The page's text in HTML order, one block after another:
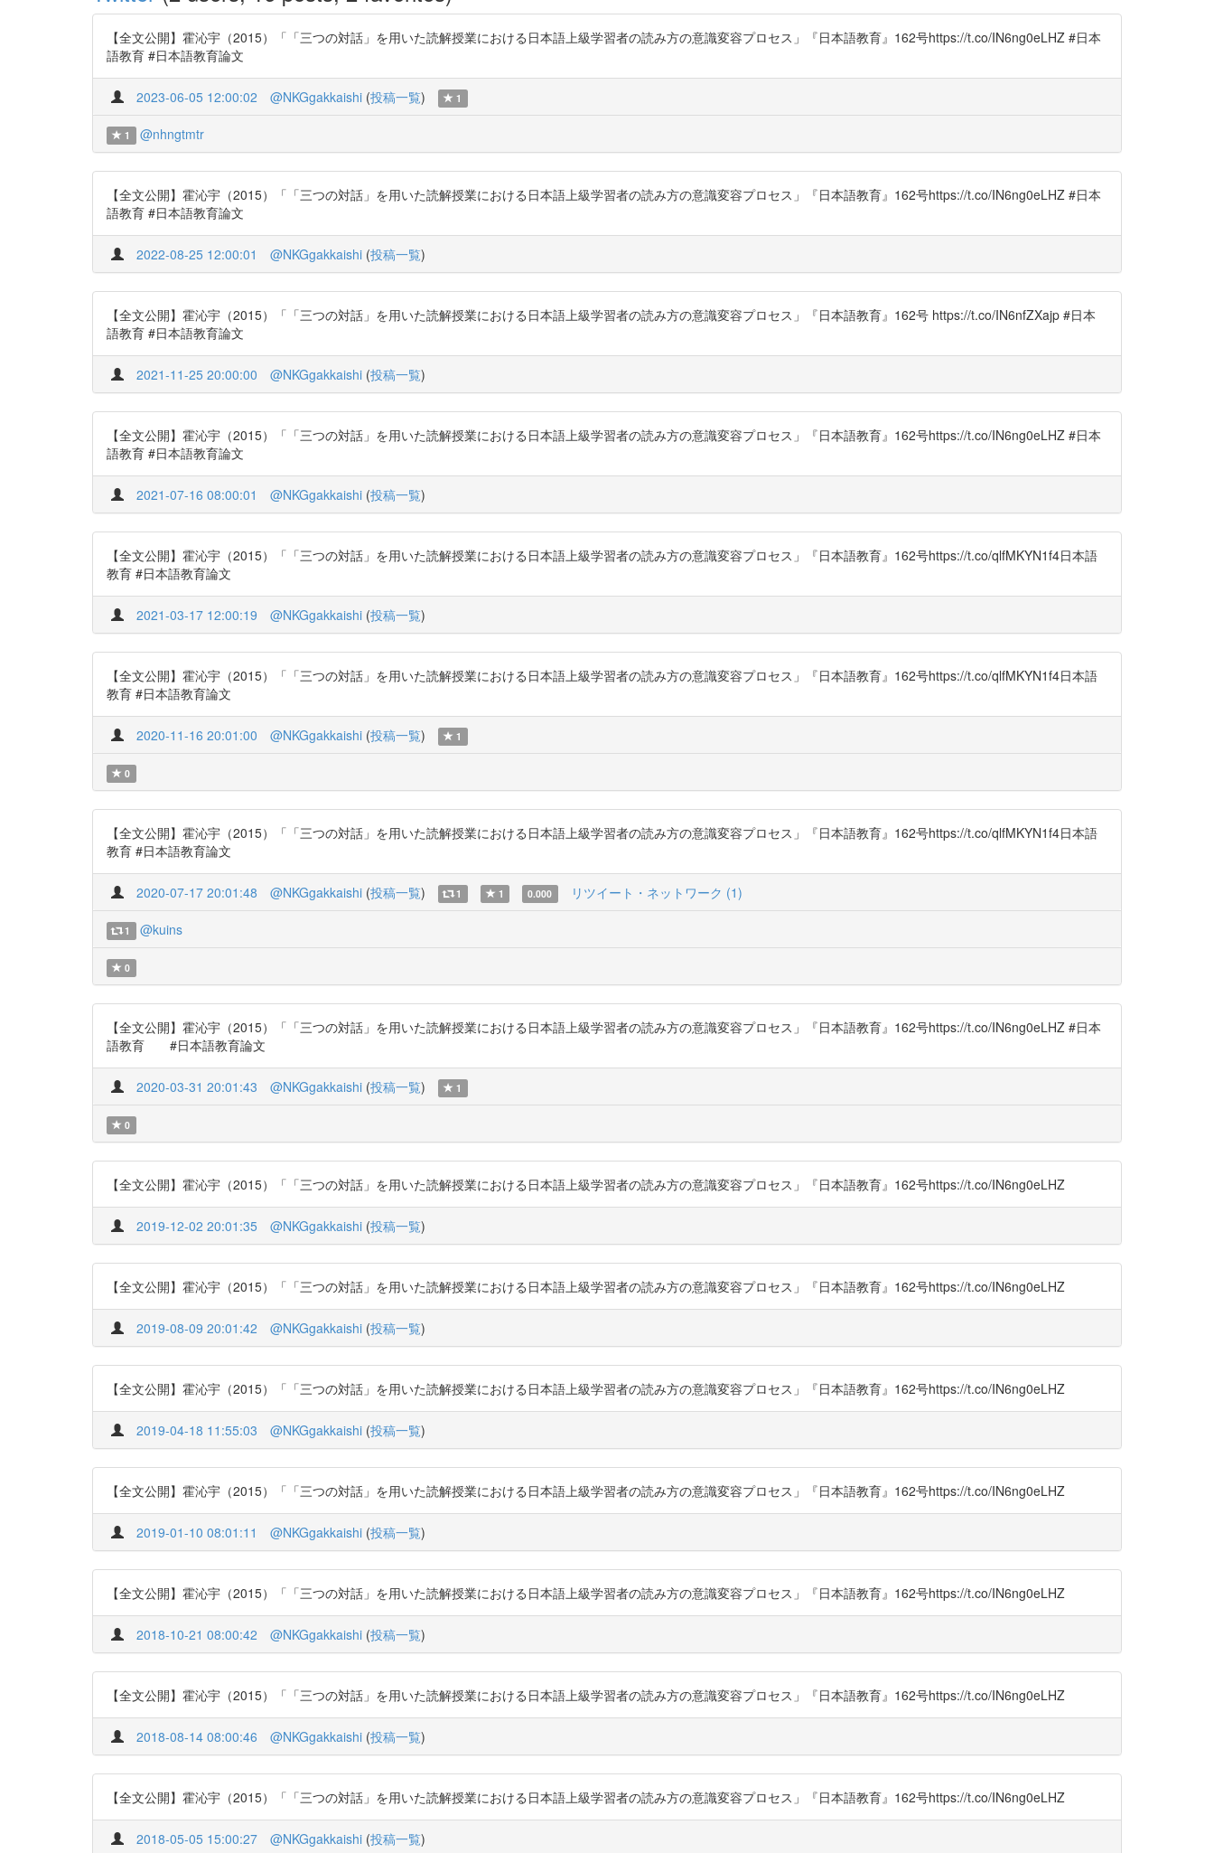
【全文公開】霍沁宇（2015）「「三つの対話」を用いた読解授業における日本語上級学習者の読み方の意識変容プロセス」『日本語教育』162号https://t.co/IN6ng0eLHZ #日本
語教育 #日本語教育論文
2023-06-05 12:00:02 @NKGgakkaishi (投稿一覧) 1
1 @nhngtmtr
【全文公開】霍沁宇（2015）「「三つの対話」を用いた読解授業における日本語上級学習者の読み方の意識変容プロセス」『日本語教育』162号https://t.co/IN6ng0eLHZ #日本
語教育 #日本語教育論文
2022-08-25 12:00:01 @NKGgakkaishi (投稿一覧)
【全文公開】霍沁宇（2015）「「三つの対話」を用いた読解授業における日本語上級学習者の読み方の意識変容プロセス」『日本語教育』162号 https://t.co/IN6nfZXajp #日本
語教育 #日本語教育論文
2021-11-25 20:00:00 @NKGgakkaishi (投稿一覧)
【全文公開】霍沁宇（2015）「「三つの対話」を用いた読解授業における日本語上級学習者の読み方の意識変容プロセス」『日本語教育』162号https://t.co/IN6ng0eLHZ #日本
語教育 #日本語教育論文
2021-07-16 08:00:01 @NKGgakkaishi (投稿一覧)
【全文公開】霍沁宇（2015）「「三つの対話」を用いた読解授業における日本語上級学習者の読み方の意識変容プロセス」『日本語教育』162号https://t.co/qlfMKYN1f4日本語
教育 #日本語教育論文
2021-03-17 12:00:19 @NKGgakkaishi (投稿一覧)
【全文公開】霍沁宇（2015）「「三つの対話」を用いた読解授業における日本語上級学習者の読み方の意識変容プロセス」『日本語教育』162号https://t.co/qlfMKYN1f4日本語
教育 #日本語教育論文
2020-11-16 20:01:00 @NKGgakkaishi (投稿一覧) 1
0
【全文公開】霍沁宇（2015）「「三つの対話」を用いた読解授業における日本語上級学習者の読み方の意識変容プロセス」『日本語教育』162号https://t.co/qlfMKYN1f4日本語
教育 #日本語教育論文
2020-07-17 20:01:48 @NKGgakkaishi (投稿一覧) 1 1 0.000 リツイート・ネットワーク (1)
1 @kuins
0
【全文公開】霍沁宇（2015）「「三つの対話」を用いた読解授業における日本語上級学習者の読み方の意識変容プロセス」『日本語教育』162号https://t.co/IN6ng0eLHZ #日本
語教育 #日本語教育論文
2020-03-31 20:01:43 @NKGgakkaishi (投稿一覧) 1
0
【全文公開】霍沁宇（2015）「「三つの対話」を用いた読解授業における日本語上級学習者の読み方の意識変容プロセス」『日本語教育』162号https://t.co/IN6ng0eLHZ
2019-12-02 20:01:35 @NKGgakkaishi (投稿一覧)
【全文公開】霍沁宇（2015）「「三つの対話」を用いた読解授業における日本語上級学習者の読み方の意識変容プロセス」『日本語教育』162号https://t.co/IN6ng0eLHZ
2019-08-09 20:01:42 @NKGgakkaishi (投稿一覧)
【全文公開】霍沁宇（2015）「「三つの対話」を用いた読解授業における日本語上級学習者の読み方の意識変容プロセス」『日本語教育』162号https://t.co/IN6ng0eLHZ
2019-04-18 11:55:03 @NKGgakkaishi (投稿一覧)
【全文公開】霍沁宇（2015）「「三つの対話」を用いた読解授業における日本語上級学習者の読み方の意識変容プロセス」『日本語教育』162号https://t.co/IN6ng0eLHZ
2019-01-10 08:01:11 @NKGgakkaishi (投稿一覧)
【全文公開】霍沁宇（2015）「「三つの対話」を用いた読解授業における日本語上級学習者の読み方の意識変容プロセス」『日本語教育』162号https://t.co/IN6ng0eLHZ
2018-10-21 08:00:42 @NKGgakkaishi (投稿一覧)
【全文公開】霍沁宇（2015）「「三つの対話」を用いた読解授業における日本語上級学習者の読み方の意識変容プロセス」『日本語教育』162号https://t.co/IN6ng0eLHZ
2018-08-14 08:00:46 @NKGgakkaishi (投稿一覧)
【全文公開】霍沁宇（2015）「「三つの対話」を用いた読解授業における日本語上級学習者の読み方の意識変容プロセス」『日本語教育』162号https://t.co/IN6ng0eLHZ
2018-05-05 15:00:27 @NKGgakkaishi (投稿一覧)